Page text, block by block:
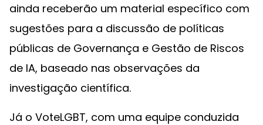
ainda receberão um material específico com
sugestões para a discussão de políticas
públicas de Governança e Gestão de Riscos
de IA, baseado nas observações da
investigação científica.
Já o VoteLGBT, com uma equipe conduzida